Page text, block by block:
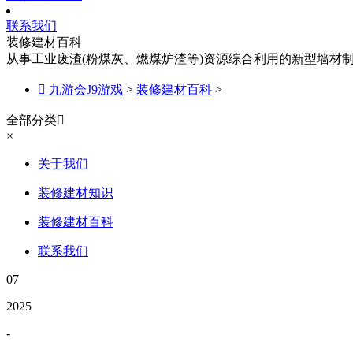
联系我们
装修建材百科
从事工业废渣(粉煤灰、燃煤炉渣等)资源综合利用的新型墙材
 九游会J9游戏 > 装修建材百科 >
全部分类
×
关于我们
装修建材知识
装修建材百科
联系我们
07
2025
-